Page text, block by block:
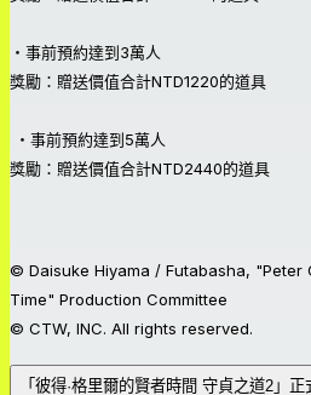
・事前預約達到3萬人
獎勵：贈送價值合計NTD1220的道具
・事前預約達到5萬人
獎勵：贈送價值合計NTD2440的道具
© Daisuke Hiyama / Futabasha, "Peter
Time" Production Committee
© CTW, INC. All rights reserved.
「彼得·格里爾的賢者時間 守貞之道2」正